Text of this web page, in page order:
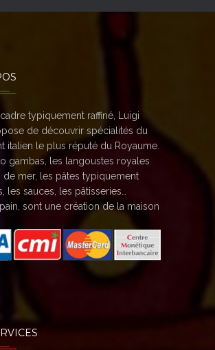
typiquement raffiné, Luigi
de découvrir spécialités du
italien le plus réputé du Royaume.
gambas, les langoustes royales
de mer, les pâtes typiquement
les sauces, les pâtisseries…
pain, sont une création de la maison